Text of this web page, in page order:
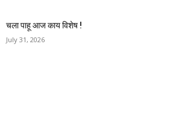
चला पाहू आज काय विशेष !
July 31, 2026